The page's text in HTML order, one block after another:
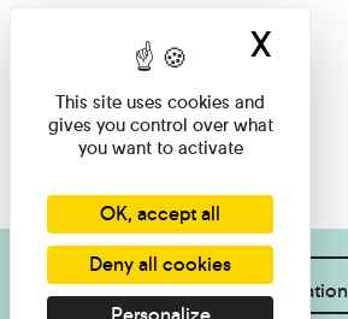
I want information
This site uses cookies and
gives you control over what
you want to activate
OK, accept all
Deny all cookies
X